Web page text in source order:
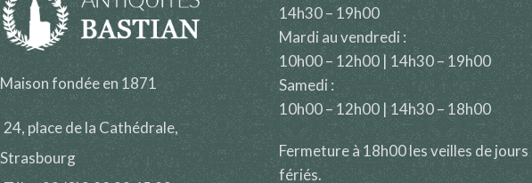
Maison fondée en 1871
24, place de la Cathédrale,
Strasbourg
14h30 – 19h00
Mardi au vendredi :
10h00 – 12h00 | 14h30 – 19h00
Samedi :
10h00 – 12h00 | 14h30 – 18h00
Fermeture à 18h00 les veilles de jours
fériés.